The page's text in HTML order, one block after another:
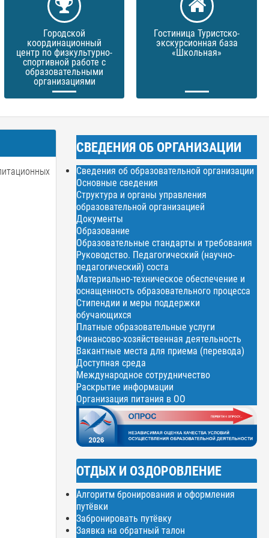
Городской
координационный
центр по физкультурно-
спортивной работе с
образовательными
организациями
Гостиница Туристско-
экскурсионная база
«Школьная»
СВЕДЕНИЯ ОБ ОРГАНИЗАЦИИ
Сведения об образовательной организации
Основные сведения
Структура и органы управления
образовательной организацией
Документы
Образование
Образовательные стандарты и требования
Руководство. Педагогический (научно-
педагогический) соста
Материально-техническое обеспечение и
оснащенность образовательного процесса
Стипендии и меры поддержки
обучающихся
Платные образовательные услуги
Финансово-хозяйственная деятельность
Вакантные места для приема (перевода)
Доступная среда
Международное сотрудничество
Раскрытие информации
Организация питания в ОО
ОТДЫХ И ОЗДОРОВЛЕНИЕ
Алгоритм бронирования и оформления
путёвки
Забронировать путёвку
Заявка на обратный талон